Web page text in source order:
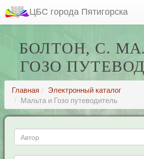
ЦБС города Пятигорска
БОЛТОН, С.
ГОЗО
Главная
Электронный каталог
Мальта и Гозо путеводитель